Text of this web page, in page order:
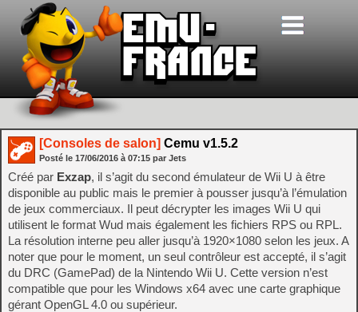
[Consoles de salon] Cemu v1.5.2
Posté le 17/06/2016 à 07:15 par Jets
Créé par Exzap, il s’agit du second émulateur de Wii U à être
disponible au public mais le premier à pousser jusqu’à l’émulation
de jeux commerciaux. Il peut décrypter les images Wii U qui
utilisent le format Wud mais également les fichiers RPS ou RPL.
La résolution interne peu aller jusqu’à 1920×1080 selon les jeux. A
noter que pour le moment, un seul contrôleur est accepté, il s’agit
du DRC (GamePad) de la Nintendo Wii U. Cette version n’est
compatible que pour les Windows x64 avec une carte graphique
gérant OpenGL 4.0 ou supérieur.